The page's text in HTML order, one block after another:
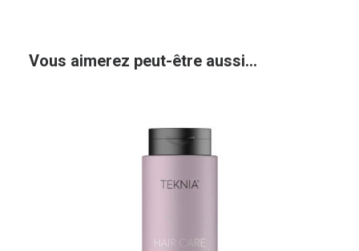
Vous aimerez peut-être aussi…